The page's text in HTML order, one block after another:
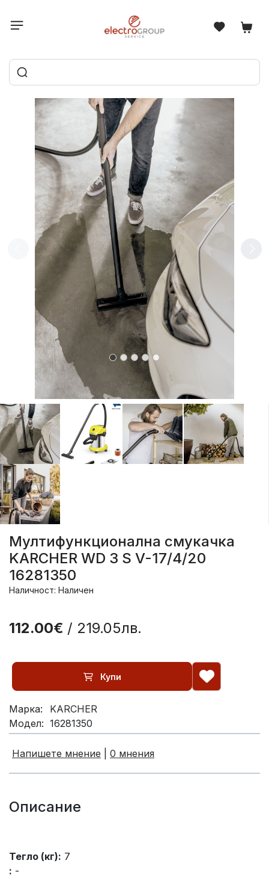
Мултифункционална смукачка
KARCHER WD 3 S V-17/4/20
16281350
Наличност: Наличен
112.00€ / 219.05лв.
Купи
Марка:
KARCHER
Модел: 16281350
Напишете мнение 0 мнения
Описание
Тегло (кг): 7
: -